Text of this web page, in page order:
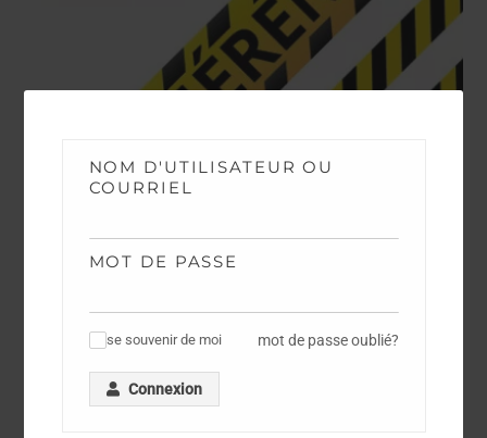
NOM D'UTILISATEUR OU
COURRIEL
MOT DE PASSE
se souvenir de moi mot de passe oublié?
Connexion
Avancements TPTS et IPTS 2026